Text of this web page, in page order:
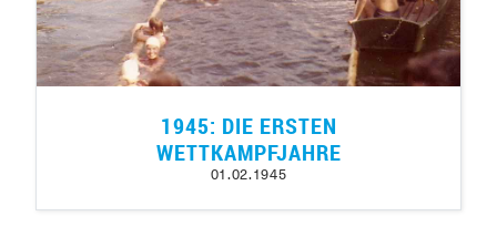
1945: DIE ERSTEN
WETTKAMPFJAHRE
01.02.1945